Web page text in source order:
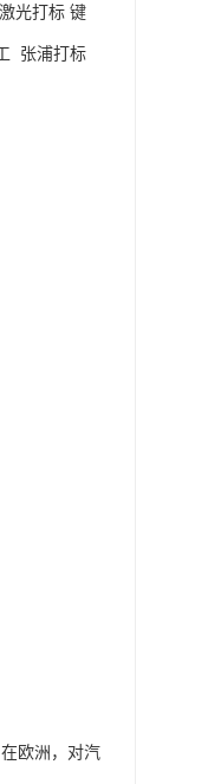
光打标 键
张浦打标
欧洲，对汽